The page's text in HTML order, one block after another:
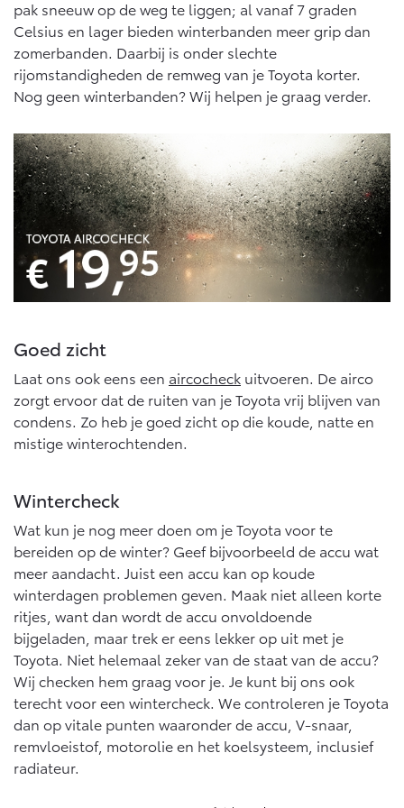
bZ4X
BATTERIJ-ELEKTRISCH
Vanaf € 39.995,-
bZ4X Touring
BATTERIJ-ELEKTRISCH
Vanaf € 48.995,-
Mirai
WATERSTOF-ELEKTRISCH
Vanaf € 76.695,-
Proace City (excl. BTW)
OOK ALS BATTERIJ-
ELEKTRISCH
Vanaf € 27.945,-
ELEKTRISCH
Vanaf € 37.500,- Vanaf € 55.950,-
Proace Max (excl. BTW)
OOK ALS BATTERIJ-
ELEKTRISCH
Hilux (excl. BTW)
OOK ALS BATTERIJ-
ELEKTRISCH
Connected check
Navigatie updates
pak sneeuw op de weg te liggen; al vanaf 7 graden
Celsius en lager bieden winterbanden meer grip dan
zomerbanden. Daarbij is onder slechte
rijomstandigheden de remweg van je Toyota korter.
Nog geen winterbanden? Wij helpen je graag verder.
Goed zicht
Laat ons ook eens een aircocheck uitvoeren. De airco
zorgt ervoor dat de ruiten van je Toyota vrij blijven van
condens. Zo heb je goed zicht op die koude, natte en
mistige winterochtenden.
Wintercheck
Wat kun je nog meer doen om je Toyota voor te
bereiden op de winter? Geef bijvoorbeeld de accu wat
meer aandacht. Juist een accu kan op koude
winterdagen problemen geven. Maak niet alleen korte
ritjes, want dan wordt de accu onvoldoende
bijgeladen, maar trek er eens lekker op uit met je
Toyota. Niet helemaal zeker van de staat van de accu?
Wij checken hem graag voor je. Je kunt bij ons ook
terecht voor een wintercheck. We controleren je Toyota
dan op vitale punten waaronder de accu, V-snaar,
remvloeistof, motorolie en het koelsysteem, inclusief
radiateur.